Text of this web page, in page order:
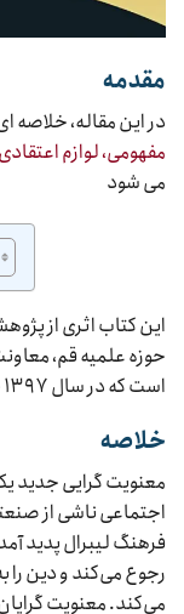
مقدمه
در این مقاله، خلاصه
مفهومی، لوازم
می شود
این کتاب اثری از
حوزه علمیه قم،
است که در سال ۱۳۹۷ چاپ و منتشر شده است.
خلاصه
معنویت گرایی جدید
اجتماعی ناشی از
فرهنگ لیبرال پدید
رجوع می‌کند و دین را
می‌کند. معنویت